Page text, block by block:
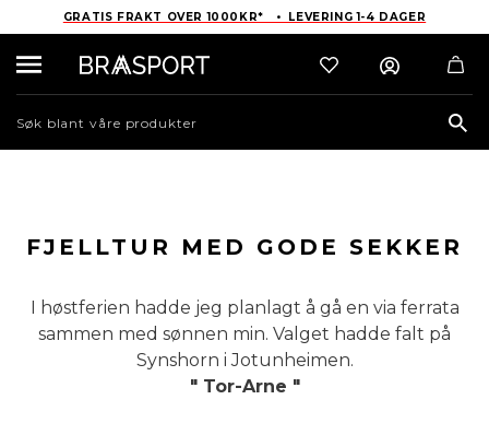
GRATIS FRAKT OVER 1000KR* • LEVERING 1-4 DAGER
FJELLTUR MED GODE SEKKER
I høstferien hadde jeg planlagt å gå en via ferrata
sammen med sønnen min. Valget hadde falt på
Synshorn i Jotunheimen.
" Tor-Arne "